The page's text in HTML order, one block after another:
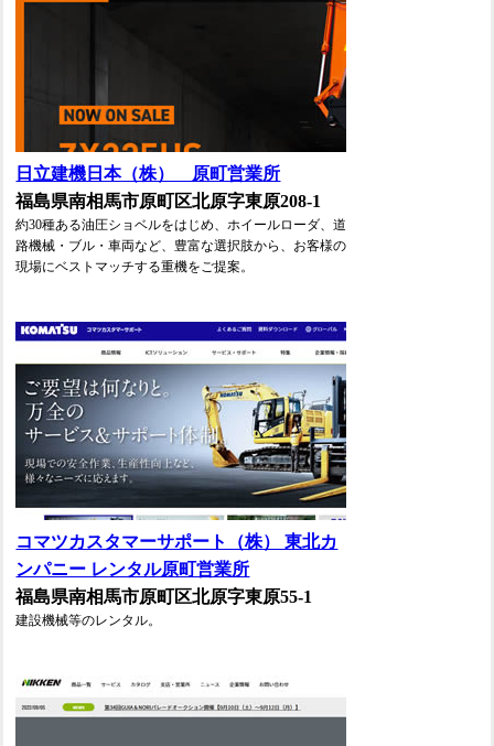
日立建機日本（株） 原町営業所
福島県南相馬市原町区北原字東原208-1
約30種ある油圧ショベルをはじめ、ホイールローダ、道
路機械・ブル・車両など、豊富な選択肢から、お客様の
現場にベストマッチする重機をご提案。
コマツカスタマーサポート（株） 東北カ
ンパニー レンタル原町営業所
福島県南相馬市原町区北原字東原55-1
建設機械等のレンタル。